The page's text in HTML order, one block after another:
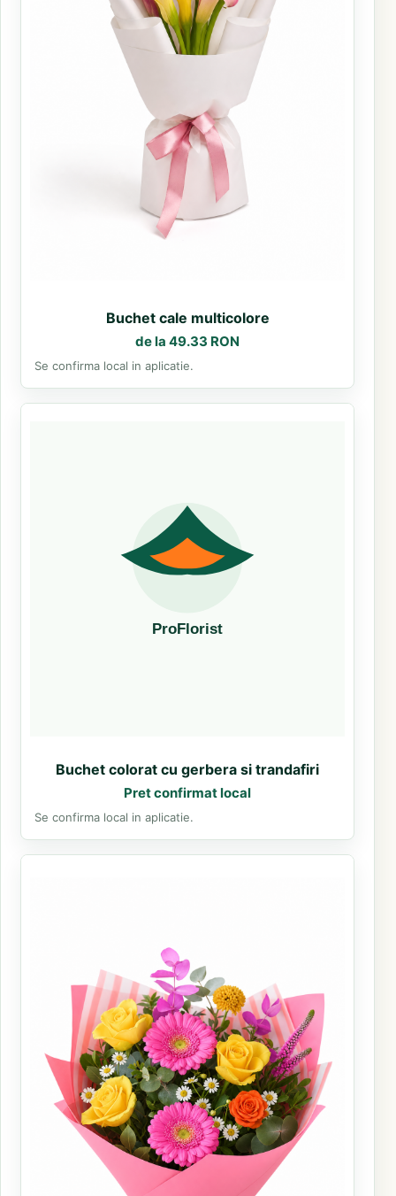
Buchet cale multicolore
de la 49.33 RON
Se confirma local in aplicatie.
Buchet colorat cu gerbera si trandafiri
Pret confirmat local
Se confirma local in aplicatie.